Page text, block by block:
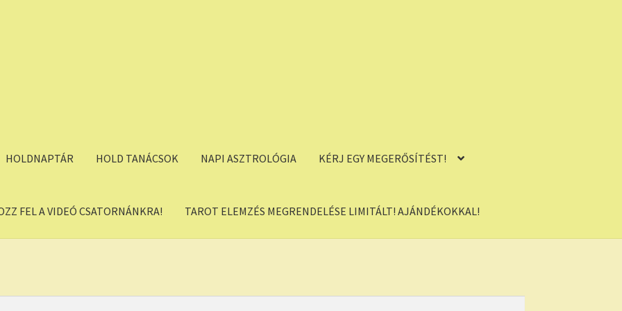
HOLDNAPTÁR HOLD TANÁCSOK NAPI ASZTROLÓGIA KÉRJ EGY MEGERŐSÍTÉST!
FEL A VIDEÓ CSATORNÁNKRA! TAROT ELEMZÉS MEGRENDELÉSE LIMITÁLT! AJÁNDÉKOKKAL!